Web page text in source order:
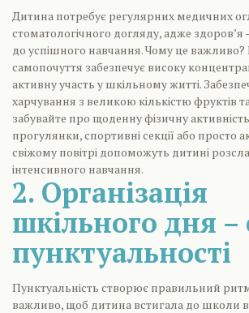
Дитина потребує регулярних медичних
стоматологічного догляду, адже
до успішного навчання. Чому це важливо?
самопочуття забезпечує високу
активну участь у шкільному житті.
харчування з великою кількістю фруктів та
забувайте про щоденну фізичну
прогулянки, спортивні секції або просто
свіжому повітрі допоможуть дитині
інтенсивного навчання.
2. Організація
шкільного дня –
пунктуальності
Пунктуальність створює правильний
важливо, щоб дитина встигала до школи